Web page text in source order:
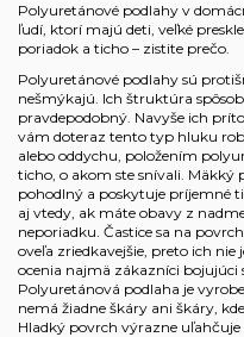
Polyuretánové podlahy v
ľudí, ktorí majú deti, veľké
poriadok a ticho – zistite prečo.
Polyuretánové podlahy sú
nešmýkajú. Ich štruktúra
pravdepodobný. Navyše ich
vám doteraz tento typ hluku
alebo oddychu, položením
ticho, o akom ste snívali. Mäkký
pohodlný a poskytuje príjemné
aj vtedy, ak máte obavy z
neporiadku. Častice sa na
oveľa zriedkavejšie, preto ich
ocenia najmä zákazníci
Polyuretánová podlaha je
nemá žiadne škáry ani škáry,
Hladký povrch výrazne